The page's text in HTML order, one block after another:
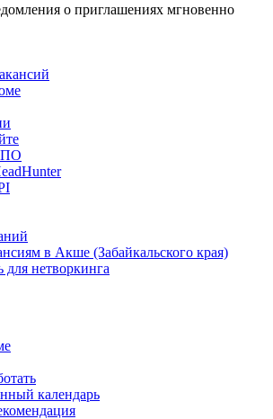
о приглашениях мгновенно
ПО
в Акше (Забайкальского края)
для нетворкинга
календарь